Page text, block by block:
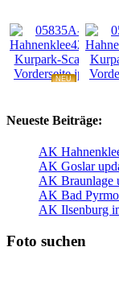
NEU
Neueste Beiträge:
AK
AK Goslar
AK Braunlage
AK Bad
AK Ilsenburg
Foto suchen